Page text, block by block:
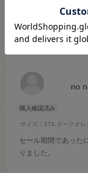
no
サイズ：274.ダークオレ
発送がとても早
セール期間であった
りました。